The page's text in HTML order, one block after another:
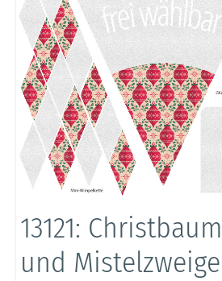
13121:
und Mistelzweige